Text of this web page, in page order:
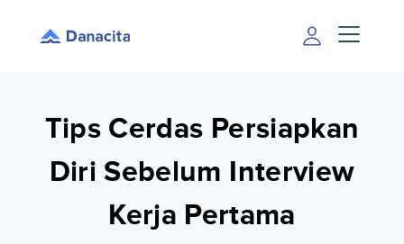
Tips Cerdas Persiapkan
Diri Sebelum Interview
Kerja Pertama